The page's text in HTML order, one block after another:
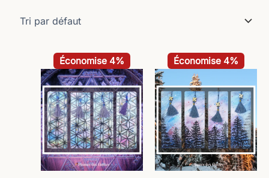
Économise 4%
Le
prix
initial
était :
39,60 €.
Le
prix
actuel
est :
37,90 €.
Économise 4%
Le
prix
initial
était :
39,60 €.
Le
prix
est :
37,90 €.